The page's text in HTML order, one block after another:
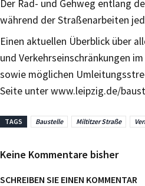
Der Rad- und Gehweg entlang
während der Straßenarbeiten
Einen aktuellen Überblick über
und Verkehrseinschränkungen
sowie möglichen
Seite unter www.leipzig.de/
TAGS Baustelle Miltitzer Straße
Keine Kommentare bisher
SCHREIBEN SIE EINEN KOMMENTAR